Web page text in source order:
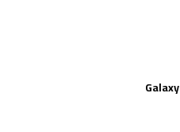
ساعة سامسونج Galaxy